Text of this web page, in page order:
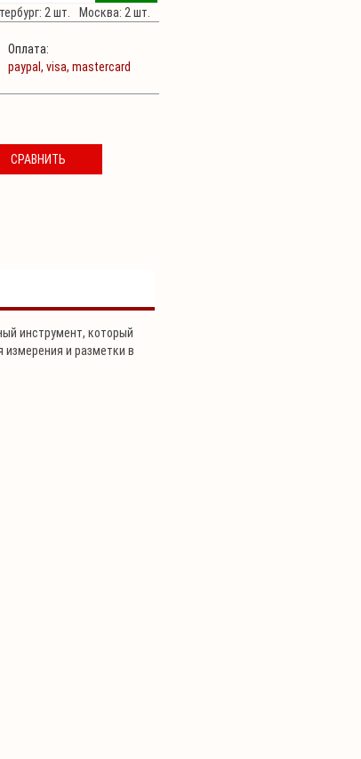
2 шт. Москва: 2 шт.
Оплата:
paypal, visa, mastercard
СРАВНИТЬ
инструмент, который
измерения и разметки в